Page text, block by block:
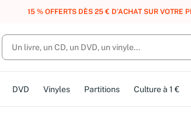
DES POINTS, DES RÉCOMPENSES :REJOIGNEZ
DVD Vinyles Partitions Culture à 1 €